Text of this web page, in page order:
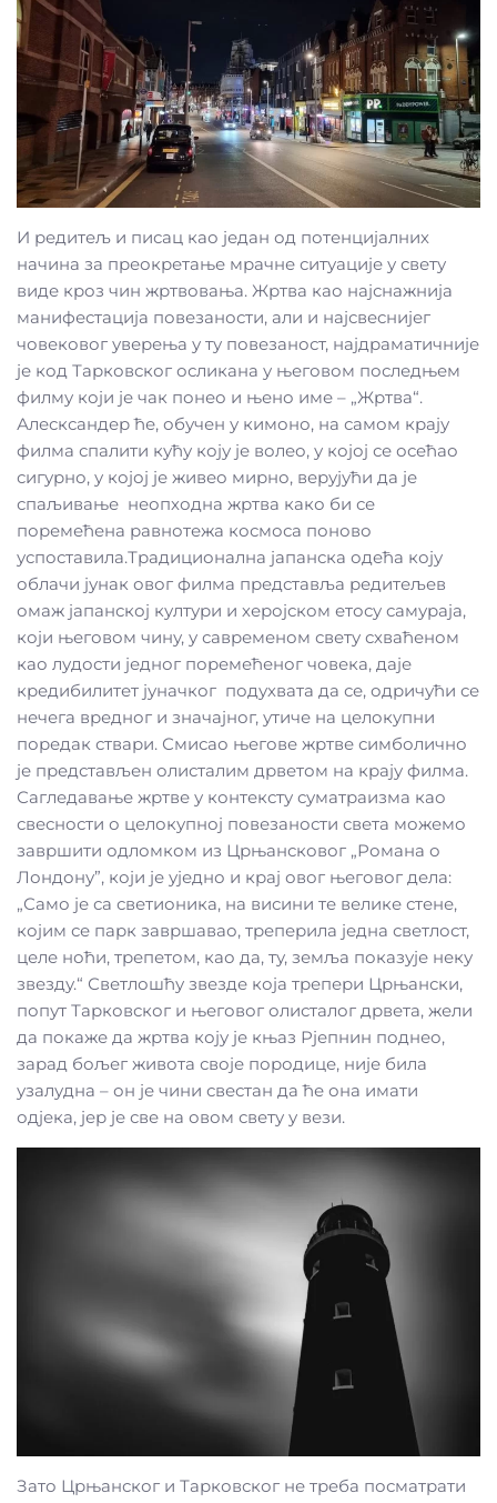
И редитељ и писац као један од потенцијалних
начина за преокретање мрачне ситуације у свету
виде кроз чин жртвовања. Жртва као најснажнија
манифестација повезаности, али и најсвеснијег
човековог уверења у ту повезаност, најдраматичније
је код Тарковског осликана у његовом последњем
филму који је чак понео и њено име – „Жртва“.
Алесксандер ће, обучен у кимоно, на самом крају
филма спалити кућу коју је волео, у којој се осећао
сигурно, у којој је живео мирно, верујући да је
спаљивање неопходна жртва како би се
поремећена равнотежа космоса поново
успоставила.Традиционална јапанска одећа коју
облачи јунак овог филма представља редитељев
омаж јапанској култури и херојском етосу самураја,
који његовом чину, у савременом свету схваћеном
као лудости једног поремећеног човека, даје
кредибилитет јуначког подухвата да се, одричући се
нечега вредног и значајног, утиче на целокупни
поредак ствари. Смисао његове жртве симболично
је представљен олисталим дрветом на крају филма.
Сагледавање жртве у контексту суматраизма као
свесности о целокупној повезаности света можемо
завршити одломком из Црњансковог „Романа о
Лондону”, који је уједно и крај овог његовог дела:
„Само је са светионика, на висини те велике стене,
којим се парк завршавао, треперила једна светлост,
целе ноћи, трепетом, као да, ту, земља показује неку
звезду.“ Светлошћу звезде која трепери Црњански,
попут Тарковског и његовог олисталог дрвета, жели
да покаже да жртва коју је књаз Рјепнин поднео,
зарад бољег живота своје породице, није била
узалудна – он је чини свестан да ће она имати
одјека, јер је све на овом свету у вези.
Зато Црњанског и Тарковског не треба посматрати